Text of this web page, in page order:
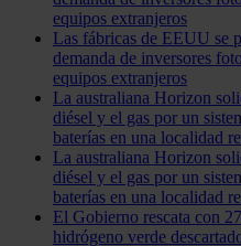
equipos extranjeros
Las fábricas de EEUU se
demanda de inversores
equipos extranjeros
La australiana Horizon
diésel y el gas por un
baterías en una localidad
La australiana Horizon
diésel y el gas por un
baterías en una localidad
El Gobierno rescata con
hidrógeno verde